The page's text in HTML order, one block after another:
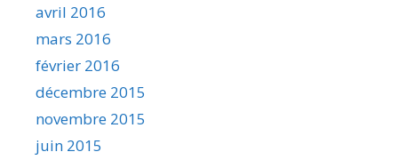
avril 2016
mars 2016
février 2016
décembre 2015
novembre 2015
juin 2015